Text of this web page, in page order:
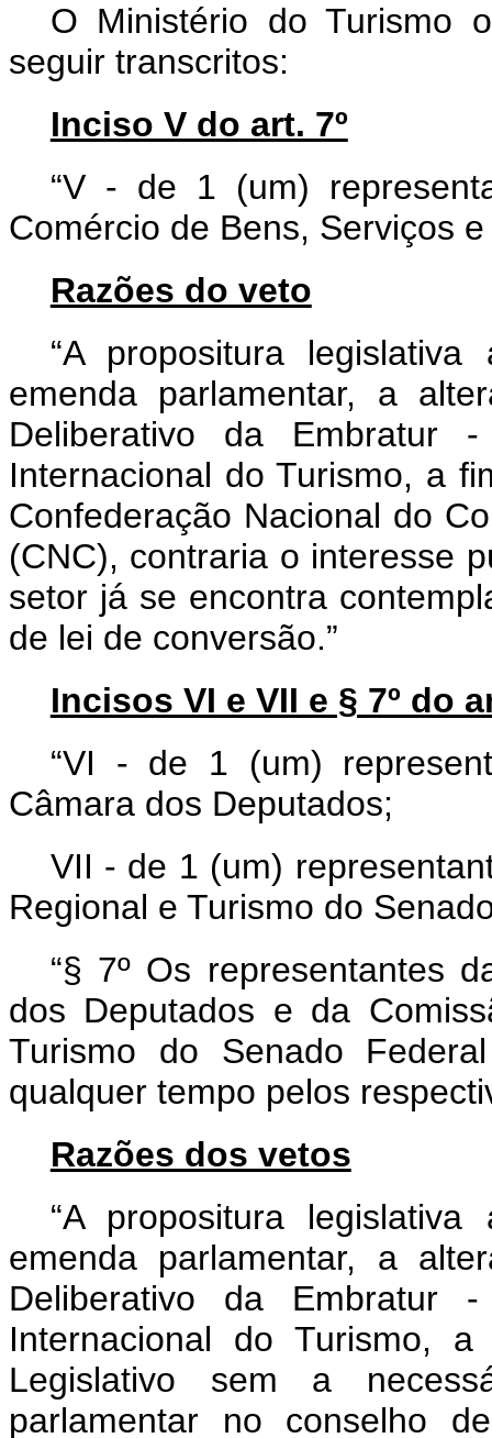
O Ministério do Turismo
seguir transcritos:
Inciso V do art. 7º
“V - de 1 (um)
Comércio de Bens, Serviços
Razões do veto
“A propositura
emenda parlamentar, a
Deliberativo da Embratur
Internacional do Turismo, a
Confederação Nacional do
(CNC), contraria o interesse
setor já se encontra
de lei de conversão.”
Incisos VI e VII e § 7º do
“VI - de 1 (um)
Câmara dos Deputados;
VII - de 1 (um)
Regional e Turismo do
“§ 7º Os representantes
dos Deputados e da
Turismo do Senado
qualquer tempo pelos
Razões dos vetos
“A propositura
emenda parlamentar, a
Deliberativo da Embratur
Internacional do Turismo,
Legislativo sem a
parlamentar no conselho